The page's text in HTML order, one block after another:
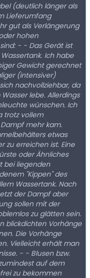
(deutlich länger als
Lieferumfang
gut als Verlängerung
hohen
Ich habe
Gewicht gerechnet
(intensiver)
nachvollziehbar, da
lebe. Allerdings
wünschen. Ich
trotz vollem
mehr kam.
etwas
zu erreichen ist. Eine
oder Ähnliches
bei liegenden
"Kippen" des
Wassertank. Nach
der Dampf aber
sollen mit der
zu glätten sein.
blickdichten Vorhänge
Die Vorhänge
Vielleicht erhält man
- - Blusen bzw.
auf dem
zu bekommen